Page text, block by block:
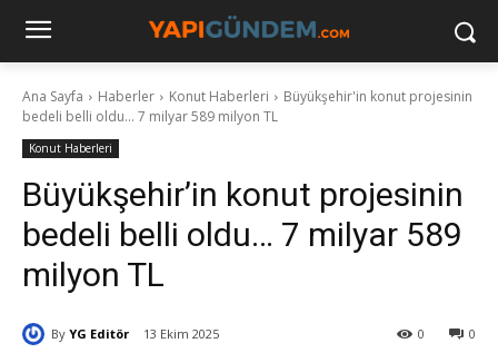
Ana Sayfa Haberler Konut Haberleri
Büyükşehir'in konut projesinin
bedeli belli oldu... 7 milyar 589 milyon TL
Konut Haberleri
Büyükşehir’in konut projesinin
bedeli belli oldu… 7 milyar 589
milyon TL
By YG Editör 13 Ekim 2025 0
0